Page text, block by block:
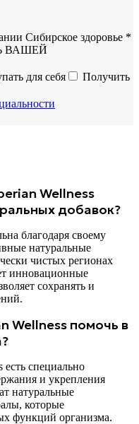
Сибирское здоровье *
ВАШЕЙ
для себя
Получить
Wellness
добавок?
благодаря своему
натуральные
чистых регионах
инновационные
сохранять и
Wellness помочь в
есть специально
и укрепления
натуральные
которые
функций организма.